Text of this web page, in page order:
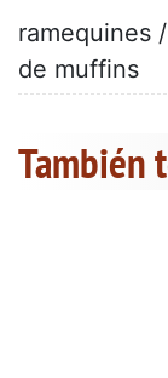
ramequines
de muffins
También